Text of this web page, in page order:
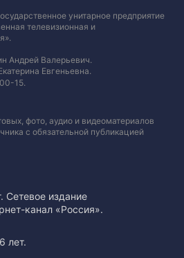
унитарное предприятие
телевизионная и
Андрей Валерьевич.
Евгеньевна.
15.
фото, аудио и видеоматериалов
с обязательной публикацией
издание
канал «Россия».
лет.